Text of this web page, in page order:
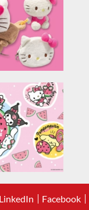
LinkedIn Facebook